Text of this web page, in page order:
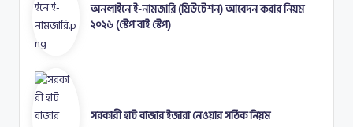
অনলাইনে ই-নামজারি (মিউটেশন) আবেদন করার নিয়ম
২০২৬ (স্টেপ বাই স্টেপ)
সরকারী হাট বাজার ইজারা নেওয়ার সঠিক নিয়ম